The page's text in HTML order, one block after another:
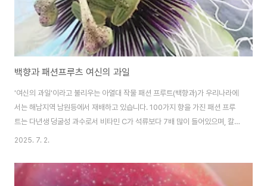
백향과 패션프루츠 여신의 과일
'여신의 과일'이라고 불리우는 아열대 작물 패션 프루트(백향과)가 우리나라에
서는 해남지역 남원등에서 재배하고 있습니다. 100가지 향을 가진 패션 프루
트는 다년생 덩굴성 과수로서 비타민 C가 석류보다 7배 많이 들어있으며, 칼륨
과 니아신, 여성 호르몬인 에스트로겐 성분이 많아 ‘여신의 과일’로 불리워지고
를 를 키우며 백향과가 꽃을 피우고 열매가 달렸습니다. 백향과의 양양 성분과
효능 다채롭게 맛있게 즐길 수 있는 방법에 대하여 알아보겠습니다. 백향과 패
2025. 7. 2.